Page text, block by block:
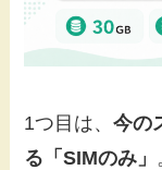
1つ目は、今の
る「SIMのみ」